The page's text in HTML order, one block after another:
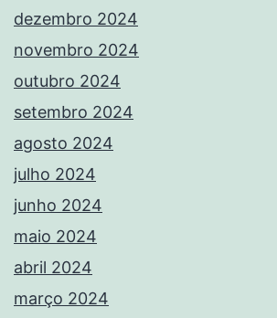
dezembro 2024
novembro 2024
outubro 2024
setembro 2024
agosto 2024
julho 2024
junho 2024
maio 2024
abril 2024
março 2024